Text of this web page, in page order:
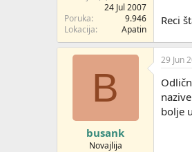
24 Jul 2007
Poruka
9.946
Lokacija
Apatin
Reci
B
busank
Novajlija
29 Jun
bolje